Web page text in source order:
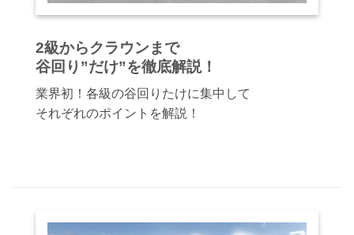
2級からクラウンまで
谷回り”だけ”を徹底解説！
業界初！各級の谷回りたけに集中して
それぞれのポイントを解説！